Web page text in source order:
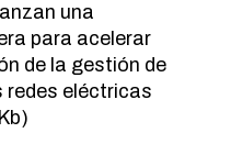
una
para acelerar
de la gestión de
redes eléctricas